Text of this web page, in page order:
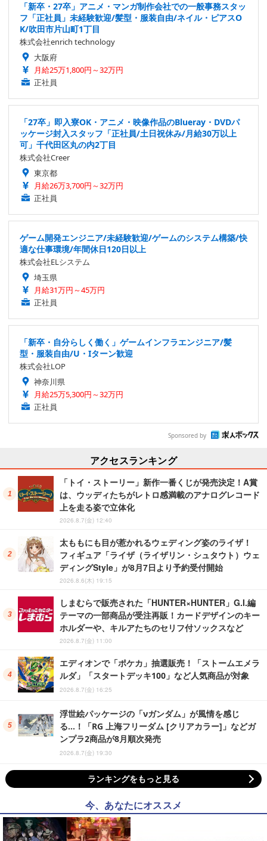
「新卒・27卒」アニメ・マンガ制作会社での一般事務スタッ
フ「正社員」未経験歓迎/髪型・服装自由/ネイル・ピアスO
K/吹田市片山町1丁目
株式会社enrich technology
大阪府
月給25万1,800円～32万円
正社員
「27卒」即入寮OK・アニメ・映像作品のBlueray・DVDパ
ッケージ封入スタッフ「正社員/土日祝休み/月給30万以上
可」千代田区丸の内2丁目
株式会社Creer
東京都
月給26万3,700円～32万円
正社員
ゲーム開発エンジニア/未経験歓迎/ゲームのシステム構築/快
適な仕事環境/年間休日120日以上
株式会社ELシステム
埼玉県
月給31万円～45万円
正社員
「新卒・自分らしく働く」ゲームインフラエンジニア/髪
型・服装自由/U・Iターン歓迎
株式会社LOP
神奈川県
月給25万5,300円～32万円
正社員
Sponsored by
アクセスランキング
「トイ・ストーリー」新作一番くじが発売決定！A賞
は、ウッディたちがレトロ感満載のアナログレコード
上を走る姿で立体化
2026.8.7(金) 12:40
太ももにも目が惹かれるウェディング姿のライザ！
フィギュア「ライザ（ライザリン・シュタウト）ウェ
ディングStyle」が8月7日より予約受付開始
2026.8.6(木) 19:15
しまむらで販売された「HUNTER×HUNTER」G.I.編
テーマの一部商品が受注再販！カードデザインのキー
ホルダーや、キルアたちのセリフ付ソックスなど
2026.8.7(金) 11:00
エディオンで「ポケカ」抽選販売！「ストームエメラ
ルダ」「スタートデッキ100」など人気商品が対象
2026.8.7(金) 16:25
浮世絵パッケージの「νガンダム」が風情を感じ
る…！「RG 上海フリーダム [クリアカラー]」などガ
ンプラ2商品が8月順次発売
2026.8.7(金) 19:30
ランキングをもっと見る
今、あなたにオススメ